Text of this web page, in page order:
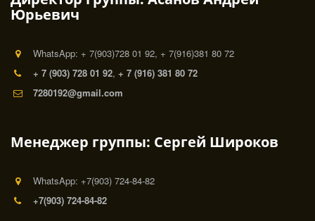
Юрьевич
WhatsApp: + 7(903)728 01 92, + 7(916)381 80 72
+ 7 (903) 728 01 92, + 7 (916) 381 80 72
7280192@gmail.com
Менеджер группы: Сергей Широков
WhatsApp: +7(903) 724-84-82
+7(903) 724-84-82